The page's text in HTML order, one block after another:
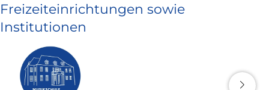
Freizeiteinrichtungen sowie
Institutionen